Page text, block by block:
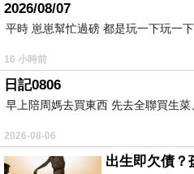
2026/08/07
平時 崽崽幫忙過磅 都是玩一下玩一
16 小時前
日記0806
早上陪周媽去買東西 先去全聯買生
2026-08-06
出生即欠債？